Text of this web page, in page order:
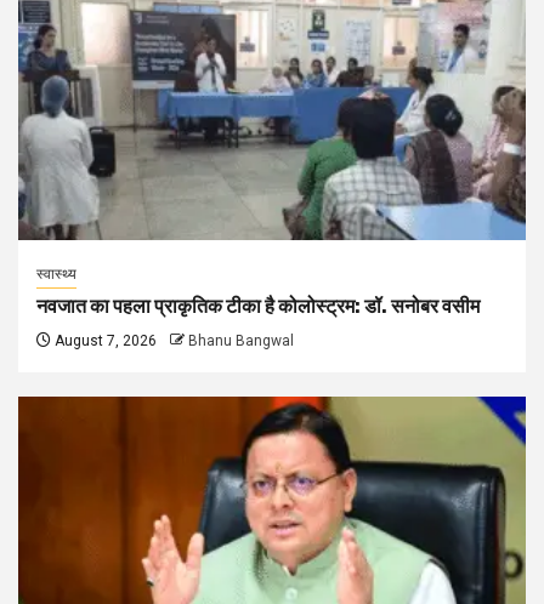
स्वास्थ्य
नवजात का पहला प्राकृतिक टीका है कोलोस्ट्रम: डॉ. सनोबर वसीम
August 7, 2026 Bhanu Bangwal